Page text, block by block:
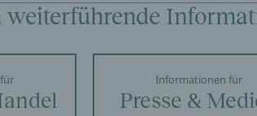
weiterführende
Informationen für
Presse &